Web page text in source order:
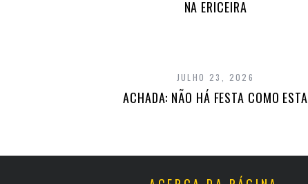
NA ERICEIRA
JULHO 23, 2026
ACHADA: NÃO HÁ FESTA COMO ESTA